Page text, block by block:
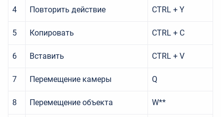
4 Повторить действие CTRL + Y
5 Копировать CTRL + C
6 Вставить CTRL + V
7 Перемещение камеры Q
8 Перемещение объекта W**